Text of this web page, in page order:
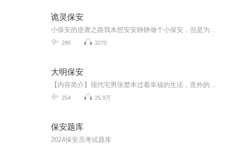
诡灵保安
286 3270
大明保安
254 25.9万
保安题库
2024保安员考试题库